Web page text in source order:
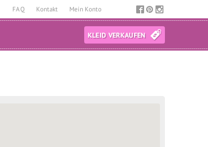
FAQ Kontakt Mein Konto
KLEID VERKAUFEN